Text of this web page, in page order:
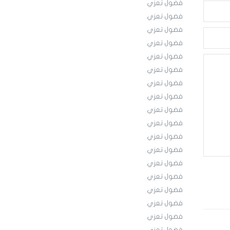
فضول تعزي
فضول تعزي
فضول تعزي
فضول تعزي
فضول تعزي
فضول تعزي
فضول تعزي
فضول تعزي
فضول تعزي
فضول تعزي
فضول تعزي
فضول تعزي
فضول تعزي
فضول تعزي
فضول تعزي
فضول تعزي
فضول تعزي